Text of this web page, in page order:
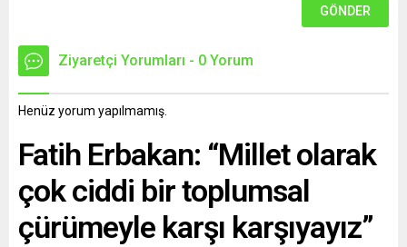
Ziyaretçi Yorumları - 0 Yorum
Henüz yorum yapılmamış.
Fatih Erbakan: “Millet olarak
çok ciddi bir toplumsal
çürümeyle karşı karşıyayız”